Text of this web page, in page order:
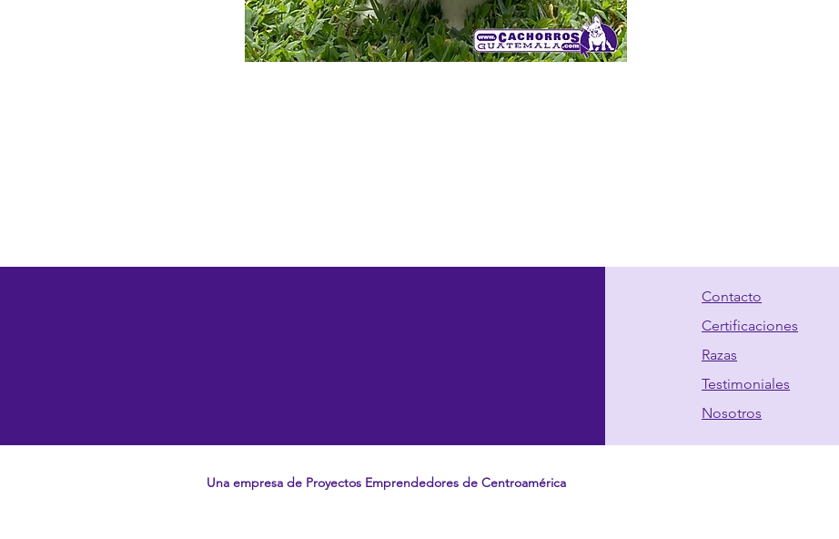
Contacto
Certificaciones
Razas
Testimoniales
Nosotros
Una empresa de Proyectos Emprendedores de Centroamérica